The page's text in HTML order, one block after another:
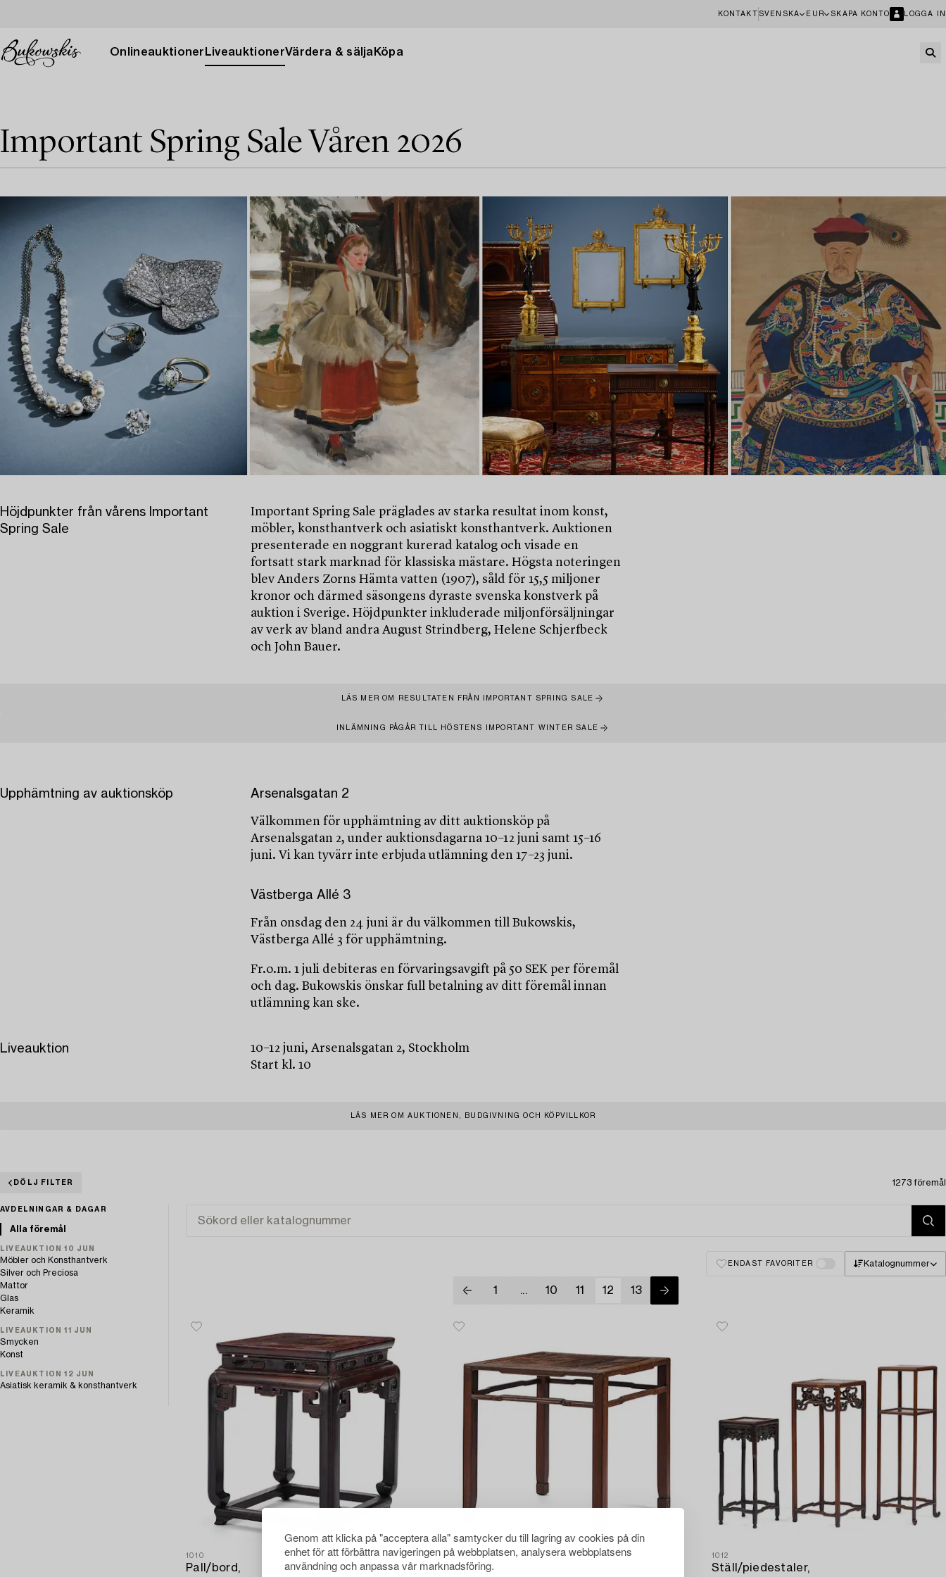
Genom att klicka på "acceptera alla" samtycker du till lagring av cookies på din
enhet för att förbättra navigeringen på webbplatsen, analysera webbplatsens
användning och anpassa vår marknadsföring.
KONTAKT SVENSKA EUR SKAPA KONTO LOGGA IN
Onlineauktioner LiveauktionerVärdera & sälja Köpa
Important Spring Sale Våren 2026
Höjdpunkter från vårens Important
Spring Sale
Important Spring Sale präglades av starka resultat inom konst,
möbler, konsthantverk och asiatiskt konsthantverk. Auktionen
presenterade en noggrant kurerad katalog och visade en
fortsatt stark marknad för klassiska mästare. Högsta noteringen
blev Anders Zorns Hämta vatten (1907), såld för 15,5 miljoner
kronor och därmed säsongens dyraste svenska konstverk på
auktion i Sverige. Höjdpunkter inkluderade miljonförsäljningar
av verk av bland andra August Strindberg, Helene Schjerfbeck
och John Bauer.
LÄS MER OM RESULTATEN FRÅN IMPORTANT SPRING SALE
INLÄMNING PÅGÅR TILL HÖSTENS IMPORTANT WINTER SALE
Upphämtning av auktionsköp Arsenalsgatan 2
Välkommen för upphämtning av ditt auktionsköp på
Arsenalsgatan 2, under auktionsdagarna 10–12 juni samt 15–16
juni. Vi kan tyvärr inte erbjuda utlämning den 17–23 juni.
Västberga Allé 3
Från onsdag den 24 juni är du välkommen till Bukowskis,
Västberga Allé 3 för upphämtning.
Fr.o.m. 1 juli debiteras en förvaringsavgift på 50 SEK per föremål
och dag. Bukowskis önskar full betalning av ditt föremål innan
utlämning kan ske.
Liveauktion
10–12 juni, Arsenalsgatan 2, Stockholm
Start kl. 10
LÄS MER OM AUKTIONEN, BUDGIVNING OCH KÖPVILLKOR
DÖLJ FILTER 1273 föremål
AVDELNINGAR & DAGAR
Alla föremål
LIVEAUKTION 10 JUN
Möbler och Konsthantverk
Silver och Preciosa
Mattor
Glas
Keramik
LIVEAUKTION 11 JUN
Smycken
Konst
LIVEAUKTION 12 JUN
Asiatisk keramik & konsthantverk
ENDAST FAVORITER Katalognummer
1 ... 10 11 12 13
1010
Pall/bord,
1011
Bord,
1012
Ställ/piedestaler,